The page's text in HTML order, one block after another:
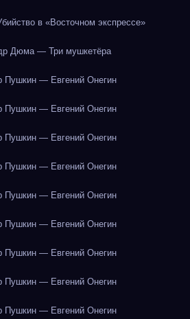
в «Восточном экспрессе»
Дюма — Три мушкетёра
Пушкин — Евгений Онегин
Пушкин — Евгений Онегин
Пушкин — Евгений Онегин
Пушкин — Евгений Онегин
Пушкин — Евгений Онегин
Пушкин — Евгений Онегин
Пушкин — Евгений Онегин
Пушкин — Евгений Онегин
Пушкин — Евгений Онегин